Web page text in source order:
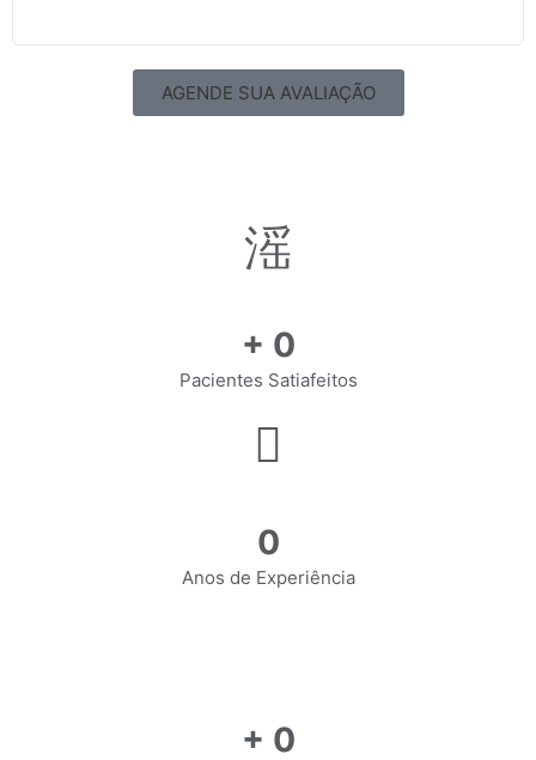
AGENDE SUA AVALIAÇÃO
+ 0
Pacientes Satiafeitos
0
Anos de Experiência
+ 0